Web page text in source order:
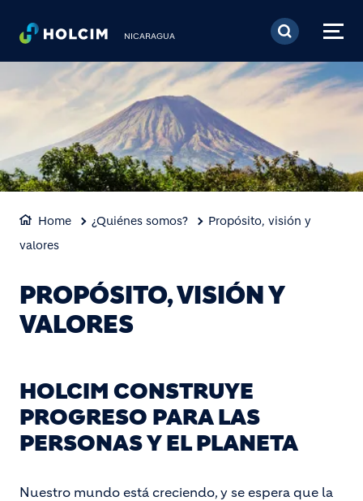
Pasar al contenido
NICARAGUA
Home ¿Quiénes somos?
Propósito, visión y
valores
PROPÓSITO, VISIÓN Y
VALORES
HOLCIM CONSTRUYE
PROGRESO PARA LAS
PERSONAS Y EL PLANETA
Nuestro mundo está creciendo, y se espera que la